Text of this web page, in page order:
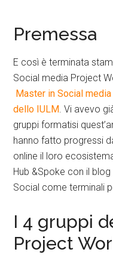
Premessa
E così è terminata
Social media Project
Master in Social
dello IULM. Vi avevo
gruppi formatisi
hanno fatto progressi
online il loro
Hub &Spoke con il
Social come terminali
I 4 gruppi
Project